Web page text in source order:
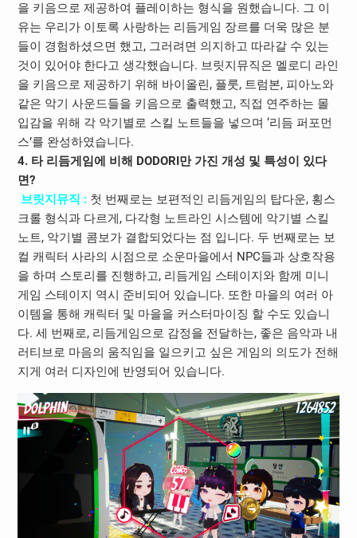
을 키음으로 제공하여 플레이하는 형식을 원했습니다. 그 이
유는 우리가 이토록 사랑하는 리듬게임 장르를 더욱 많은 분
들이 경험하셨으면 했고, 그러려면 의지하고 따라갈 수 있는
것이 있어야 한다고 생각했습니다. 브릿지뮤직은 멜로디 라인
을 키음으로 제공하기 위해 바이올린, 플룻, 트럼본, 피아노와
같은 악기 사운드들을 키음으로 출력했고, 직접 연주하는 몰
입감을 위해 각 악기별로 스킬 노트들을 넣으며 ‘리듬 퍼포먼
스’를 완성하였습니다.
4. 타 리듬게임에 비해 DODORI만 가진 개성 및 특성이 있다
면?
브릿지뮤직 :첫 번째로는 보편적인 리듬게임의 탑다운, 횡스
크롤 형식과 다르게, 다각형 노트라인 시스템에 악기별 스킬
노트, 악기별 콤보가 결합되었다는 점 입니다. 두 번째로는 보
컬 캐릭터 사라의 시점으로 소운마을에서 NPC들과 상호작용
을 하며 스토리를 진행하고, 리듬게임 스테이지와 함께 미니
게임 스테이지 역시 준비되어 있습니다. 또한 마을의 여러 아
이템을 통해 캐릭터 및 마을을 커스터마이징 할 수도 있습니
다. 세 번째로, 리듬게임으로 감정을 전달하는, 좋은 음악과 내
러티브로 마음의 움직임을 일으키고 싶은 게임의 의도가 전해
지게 여러 디자인에 반영되어 있습니다.